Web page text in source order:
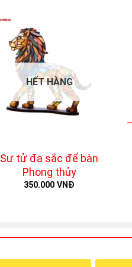
HẾT HÀNG
Sư tử đa sắc để bàn
Phong thủy
350.000VNĐ